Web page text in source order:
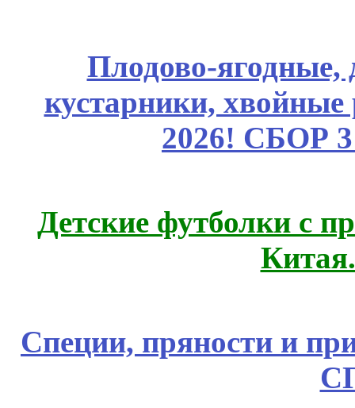
Плодово-ягодные,
кустарники,
2026! СБОР
Детские футболки с
Специи, пряности и